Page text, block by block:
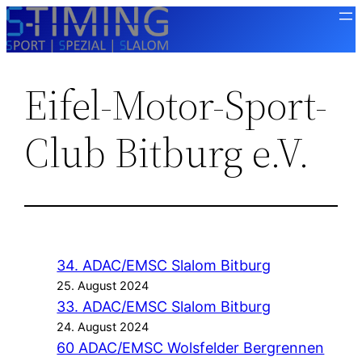
Zum
Inhalt
Eifel-Motor-Sport-
Club Bitburg e.V.
34. ADAC/EMSC Slalom Bitburg
25. August 2024
33. ADAC/EMSC Slalom Bitburg
24. August 2024
60 ADAC/EMSC Wolsfelder Bergrennen